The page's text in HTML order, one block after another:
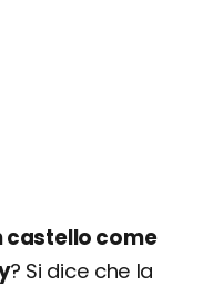
castello come
? Si dice che la